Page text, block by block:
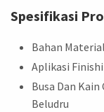
Spesifikasi
Bahan
Aplikasi
Busa Dan Kain
Beludru